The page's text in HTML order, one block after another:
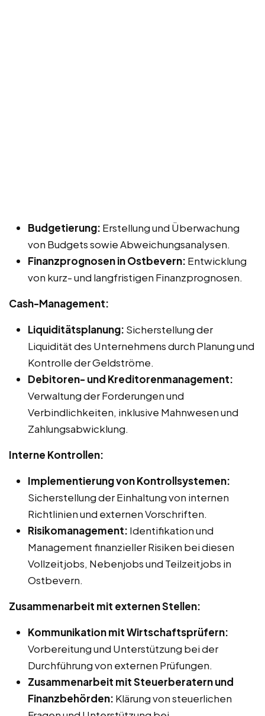
Budgetierung: Erstellung und Überwachung
von Budgets sowie Abweichungsanalysen.
Finanzprognosen in Ostbevern: Entwicklung
von kurz- und langfristigen Finanzprognosen.
Cash-Management:
Liquiditätsplanung: Sicherstellung der
Liquidität des Unternehmens durch Planung und
Kontrolle der Geldströme.
Debitoren- und Kreditorenmanagement:
Verwaltung der Forderungen und
Verbindlichkeiten, inklusive Mahnwesen und
Zahlungsabwicklung.
Interne Kontrollen:
Implementierung von Kontrollsystemen:
Sicherstellung der Einhaltung von internen
Richtlinien und externen Vorschriften.
Risikomanagement: Identifikation und
Management finanzieller Risiken bei diesen
Vollzeitjobs, Nebenjobs und Teilzeitjobs in
Ostbevern.
Zusammenarbeit mit externen Stellen:
Kommunikation mit Wirtschaftsprüfern:
Vorbereitung und Unterstützung bei der
Durchführung von externen Prüfungen.
Zusammenarbeit mit Steuerberatern und
Finanzbehörden: Klärung von steuerlichen